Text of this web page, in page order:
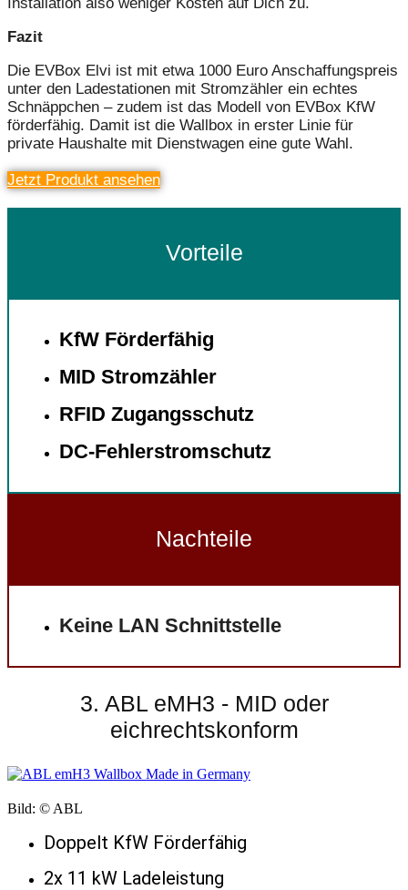
Fazit
Die EVBox Elvi ist mit etwa 1000 Euro Anschaffungspreis
unter den Ladestationen mit Stromzähler ein echtes
Schnäppchen – zudem ist das Modell von EVBox KfW
förderfähig. Damit ist die Wallbox in erster Linie für
private Haushalte mit Dienstwagen eine gute Wahl.
Jetzt Produkt ansehen
Vorteile
KfW Förderfähig
MID Stromzähler
RFID Zugangsschutz
DC-Fehlerstromschutz
Nachteile
Keine LAN Schnittstelle
3. ABL eMH3 - MID oder
eichrechtskonform
Bild: © ABL
Doppelt KfW Förderfähig
2x 11 kW Ladeleistung